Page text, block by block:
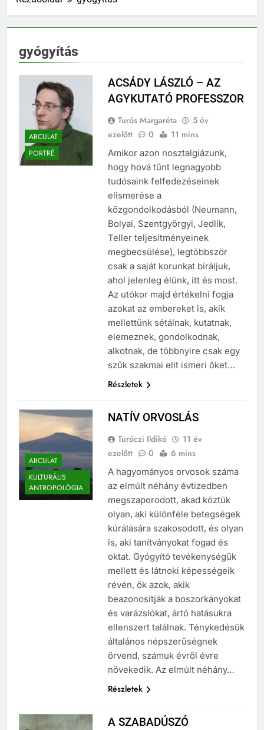
gyógyítás
ARCULAT
PORTRÉ
ACSÁDY LÁSZLÓ – AZ
AGYKUTATÓ PROFESSZOR
Turós Margaréta
5 év
ezelőtt
0 11 mins
Amikor azon nosztalgiázunk,
hogy hová tűnt legnagyobb
tudósaink felfedezéseinek
elismerése a
közgondolkodásból (Neumann,
Bolyai, Szentgyörgyi, Jedlik,
Teller teljesítményeinek
megbecsülése), legtöbbször
csak a saját korunkat bíráljuk,
ahol jelenleg élünk, itt és most.
Az utókor majd értékelni fogja
azokat az embereket is, akik
mellettünk sétálnak, kutatnak,
elemeznek, gondolkodnak,
alkotnak, de többnyire csak egy
szűk szakmai elit ismeri őket…
Részletek
ARCULAT
KULTURÁLIS
ANTROPOLÓGIA
NATÍV ORVOSLÁS
Turóczi Ildikó
11 év
ezelőtt
0 6 mins
A hagyományos orvosok száma
az elmúlt néhány évtizedben
megszaporodott, akad köztük
olyan, aki különféle betegségek
kúrálására szakosodott, és olyan
is, aki tanítványokat fogad és
oktat. Gyógyító tevékenységük
mellett és látnoki képességeik
révén, ők azok, akik
beazonosítják a boszorkányokat
és varázslókat, ártó hatásukra
ellenszert találnak. Ténykedésük
általános népszerűségnek
örvend, számuk évről évre
növekedik. Az elmúlt néhány…
Részletek
A SZABADÚSZÓ